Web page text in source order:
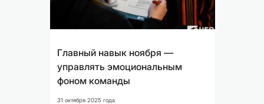
Главный навык ноября —
управлять эмоциональным
фоном команды
31 октября 2025 года